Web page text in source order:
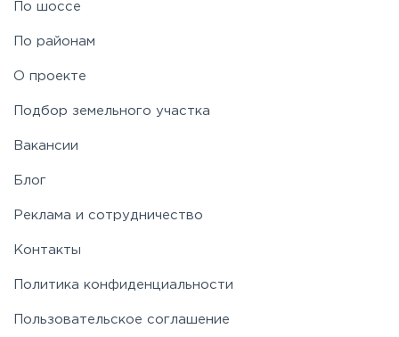
Таракановское
Щелковское
По шоссе
По районам
О проекте
Подбор земельного участка
Вакансии
Блог
Реклама и сотрудничество
Контакты
Политика конфиденциальности
Пользовательское соглашение